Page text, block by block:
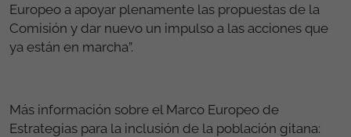
Europeo a apoyar plenamente las propuestas de la
Comisión y dar nuevo un impulso a las acciones que
ya están en marcha”.
Más información sobre el Marco Europeo de
Estrategias para la inclusión de la población gitana: